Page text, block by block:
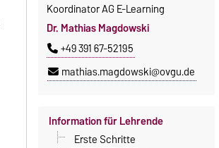
Koordinator AG E-Learning
Dr. Mathias Magdowski
+49 391 67-52195
mathias.magdowski@ovgu.de
Information für Lehrende
Erste Schritte